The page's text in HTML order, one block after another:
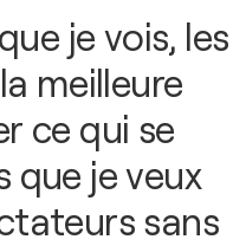
je vois, les
meilleure
ce qui se
que je veux
sans